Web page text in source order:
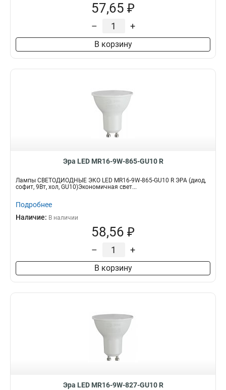
57,65 ₽
– +
В корзину
Эра LED MR16-9W-865-GU10 R
Лампы СВЕТОДИОДНЫЕ ЭКО LED MR16-9W-865-GU10 R ЭРА (диод,
софит, 9Вт, хол, GU10)Экономичная свет...
Подробнее
Наличие: В наличии
58,56 ₽
– +
В корзину
Эра LED MR16-9W-827-GU10 R